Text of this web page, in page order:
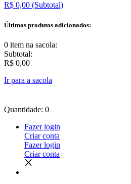
R$ 0,00 (Subtotal)
Últimos produtos adicionados:
0 item na sacola:
Subtotal:
R$ 0,00
Ir para a sacola
Quantidade: 0
Fazer login
Criar conta
Fazer login
Criar conta